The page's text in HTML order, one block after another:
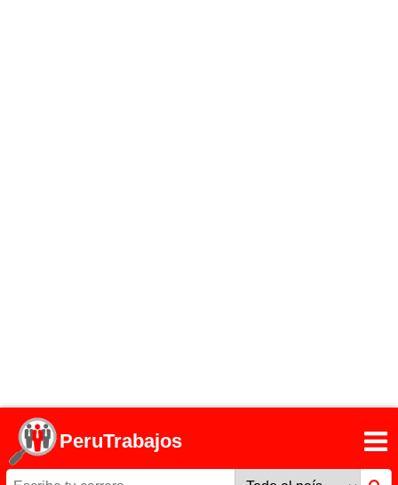
PeruTrabajos